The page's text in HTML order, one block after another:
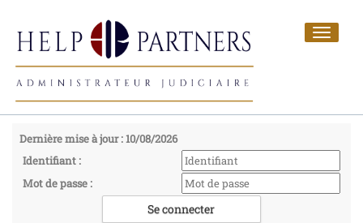
Toggle
Dernière mise à jour : 10/08/2026
Identifiant :
Mot de passe :